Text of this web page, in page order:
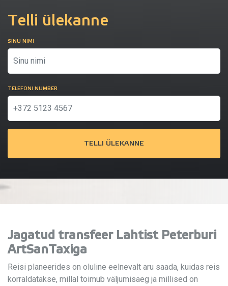
Telli ülekanne
SINU NIMI
TELEFONI NUMBER
TELLI ÜLEKANNE
Jagatud transfeer Lahtist Peterburi
ArtSanTaxiga
Reisi planeerides on oluline eelnevalt aru saada, kuidas reis
korraldatakse, millal toimub väljumisaeg ja millised on